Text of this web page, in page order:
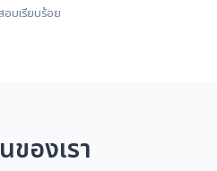
อบเรียบร้อย
ของเรา